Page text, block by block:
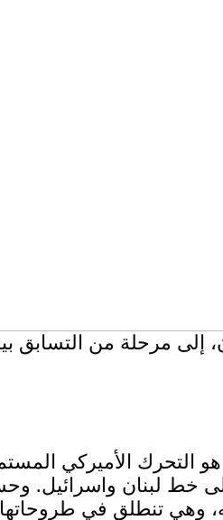
مرحلة من التسابق
التحرك الأميركي
خط لبنان واسرائيل.